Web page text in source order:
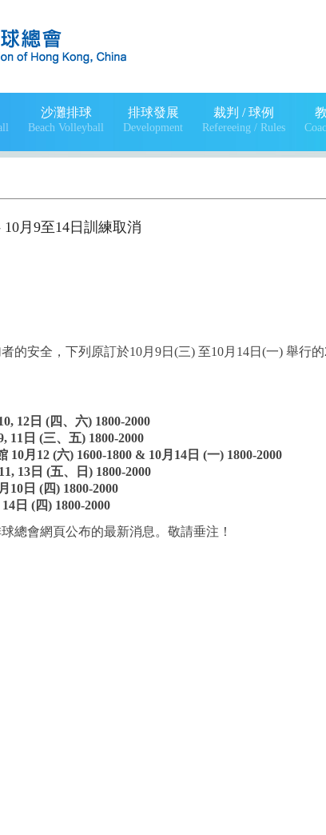
沙灘排球
Beach Volleyball
排球發展
Development
裁判 / 球例
Refereeing / Rules
月9至14日訓練取消
的安全，下列原訂於10月9日(三) 至10月14日(一) 舉行的
12日 (四、六) 1800-2000
11日 (三、五) 1800-2000
10月12 (六) 1600-1800 & 10月14日 (一) 1800-2000
13日 (五、日) 1800-2000
10日 (四) 1800-2000
日 (四) 1800-2000
總會網頁公布的最新消息。敬請垂注！